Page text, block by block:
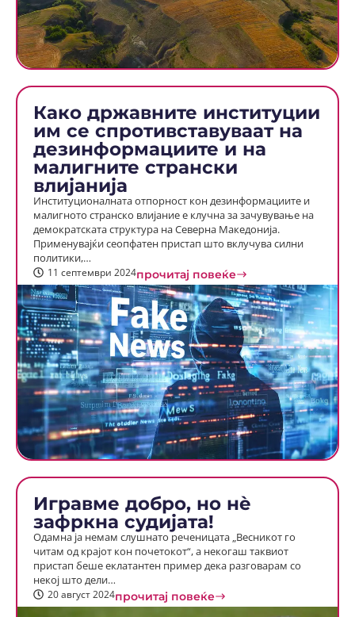
Како државните институции
им се спротивставуваат на
дезинформациите и на
малигните странски
влијанија
Институционалната отпорност кон дезинформациите и
малигното странско влијание е клучна за зачувување на
демократската структура на Северна Македонија.
Применувајќи сеопфатен пристап што вклучува силни
политики,…
11 септември 2024прочитај повеќе
Игравме добро, но нѐ
зафркна судијата!
Одамна ја немам слушнато реченицата „Весникот го
читам од крајот кон почетокот“, а некогаш таквиот
пристап беше еклатантен пример дека разговарам со
некој што дели…
20 август 2024прочитај повеќе